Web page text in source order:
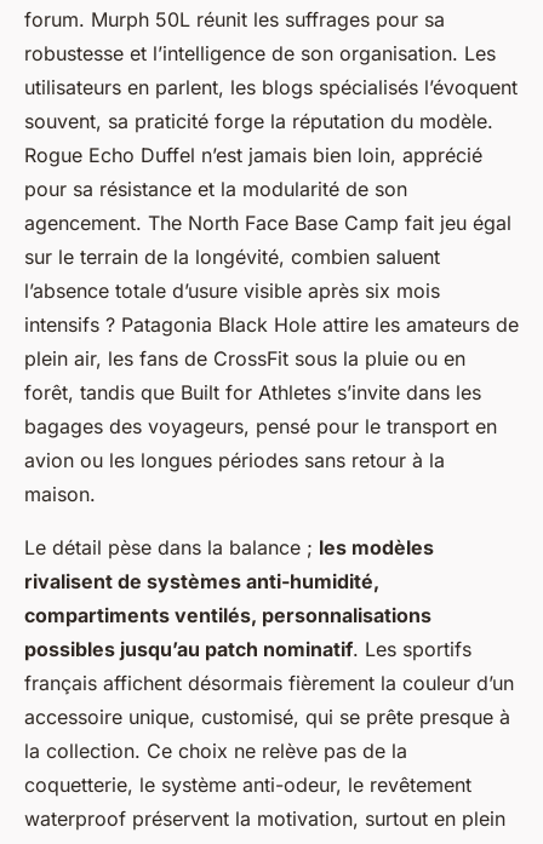
forum. Murph 50L réunit les suffrages pour sa
robustesse et l’intelligence de son organisation. Les
utilisateurs en parlent, les blogs spécialisés l’évoquent
souvent, sa praticité forge la réputation du modèle.
Rogue Echo Duffel n’est jamais bien loin, apprécié
pour sa résistance et la modularité de son
agencement. The North Face Base Camp fait jeu égal
sur le terrain de la longévité, combien saluent
l’absence totale d’usure visible après six mois
intensifs ? Patagonia Black Hole attire les amateurs de
plein air, les fans de CrossFit sous la pluie ou en
forêt, tandis que Built for Athletes s’invite dans les
bagages des voyageurs, pensé pour le transport en
avion ou les longues périodes sans retour à la
maison.
Le détail pèse dans la balance ; les modèles
rivalisent de systèmes anti-humidité,
compartiments ventilés, personnalisations
possibles jusqu’au patch nominatif. Les sportifs
français affichent désormais fièrement la couleur d’un
accessoire unique, customisé, qui se prête presque à
la collection. Ce choix ne relève pas de la
coquetterie, le système anti-odeur, le revêtement
waterproof préservent la motivation, surtout en plein